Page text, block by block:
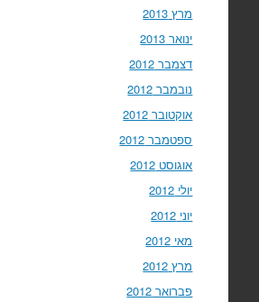
מרץ 2013
ינואר 2013
דצמבר 2012
נובמבר 2012
אוקטובר 2012
ספטמבר 2012
אוגוסט 2012
יולי 2012
יוני 2012
מאי 2012
מרץ 2012
פברואר 2012